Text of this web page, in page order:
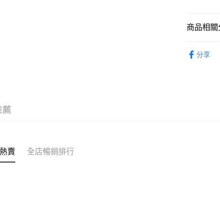
豐銀行戶
收到付款
順豐智能
商品相關
分享
薦
賣 全店暢銷排行